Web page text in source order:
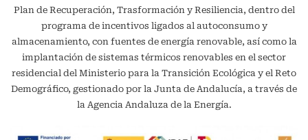
Plan de Recuperación, Trasformación y Resiliencia, dentro del
programa de incentivos ligados al autoconsumo y
almacenamiento, con fuentes de energía renovable, así como la
implantación de sistemas térmicos renovables en el sector
residencial del Ministerio para la Transición Ecológica y el Reto
Demográfico, gestionado por la Junta de Andalucía, a través de
la Agencia Andaluza de la Energía.